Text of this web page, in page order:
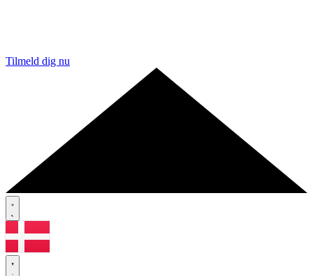
Tilmeld dig nu